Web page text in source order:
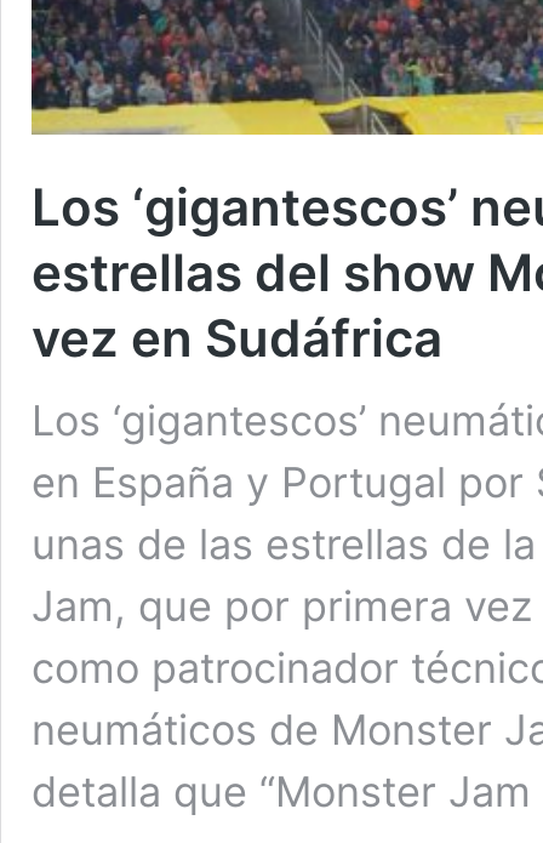
Los ‘gigantescos’
estrellas del show
vez en Sudáfrica
Los ‘gigantescos’
en España y Portugal
unas de las estrellas de
Jam, que por primera
como patrocinador
neumáticos de Monster
detalla que “Monster